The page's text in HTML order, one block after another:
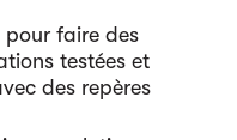
pour faire des
testées et
des repères